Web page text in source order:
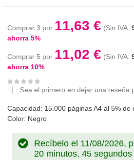
Comprar 3 por 11,63 €
ahorra 5%
Comprar 5 por 11,02 €
ahorra 10%
Sea el primero en dejar una reseña
Capacidad: 15.000 páginas A4 al 5% de
Color: Negro
Recíbelo el 11/08/2026,
20 minutos, 45 segundos